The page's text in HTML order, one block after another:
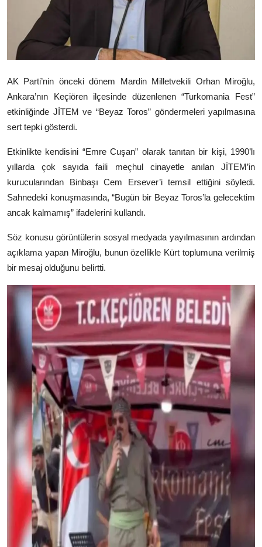
Türkçe
AK Parti’nin önceki dönem Mardin Milletvekili Orhan Miroğlu,
Ankara’nın Keçiörenilçesinde düzenlenen “Turkomania Fest”
etkinliğinde JİTEM ve “Beyaz Toros” göndermeleri yapılmasına
sert tepki gösterdi.
Etkinlikte kendisini “Emre Cuşan” olarak tanıtan bir kişi, 1990’lı
yıllarda çok sayıda faili meçhul cinayetle anılan JİTEM’in
kurucularından Binbaşı Cem Ersever’i temsil ettiğini söyledi.
Sahnedeki konuşmasında, “Bugün bir Beyaz Toros’la gelecektim
ancak kalmamış” ifadelerini kullandı.
Söz konusu görüntülerin sosyal medyada yayılmasının ardından
açıklama yapan Miroğlu, bunun özellikle Kürt toplumuna verilmiş
bir mesaj olduğunu belirtti.